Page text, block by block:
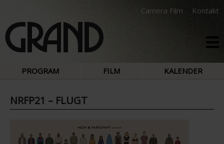
Camera Film Kontakt
PROGRAM FILM KALENDER
NRFP21 – FLUGT